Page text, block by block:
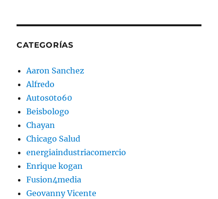
CATEGORÍAS
Aaron Sanchez
Alfredo
Autos0to60
Beisbologo
Chayan
Chicago Salud
energiaindustriacomercio
Enrique kogan
Fusion4media
Geovanny Vicente